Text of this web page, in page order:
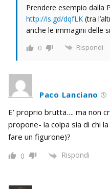
Prendere esempio dalla
http://is.gd/dqfLK (tra
anche le immagini delle
0 Rispondi
Paco Lanciano
E’ proprio brutta…. ma non
propone- la colpa sia di chi
fare un figurone)?
0 Rispondi